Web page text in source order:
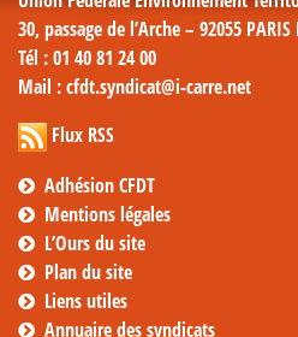
30, passage de l’Arche – 92055 PARIS
Tél : 01 40 81 24 00
Mail : cfdt.syndicat@i-carre.net
Flux RSS
Adhésion CFDT
Mentions légales
L’Ours du site
Plan du site
Liens utiles
Annuaire des syndicats